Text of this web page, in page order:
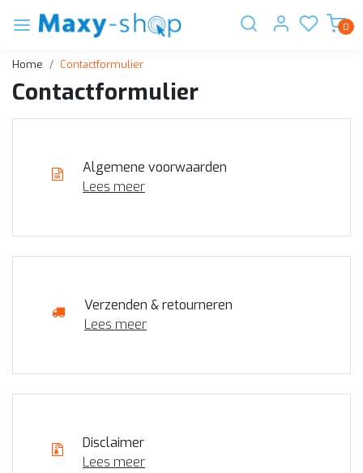
0
Home Contactformulier
Contactformulier
Algemene voorwaarden
Lees meer
Verzenden & retourneren
Lees meer
Disclaimer
Lees meer